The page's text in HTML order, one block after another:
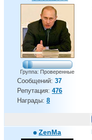
Группа: Проверенные
Сообщений: 37
Репутация: 476
Награды: 8
ZenMa